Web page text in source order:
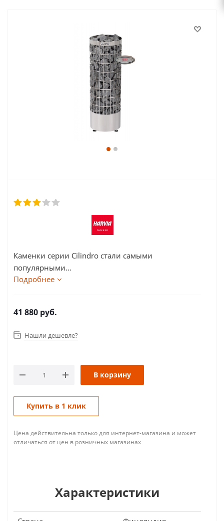
Каменки серии Cilindro стали самыми
популярными...
Подробнее
41 880 руб.
Нашли дешевле?
В корзину
Купить в 1 клик
Цена действительна только для интернет-магазина и может
отличаться от цен в розничных магазинах
Характеристики